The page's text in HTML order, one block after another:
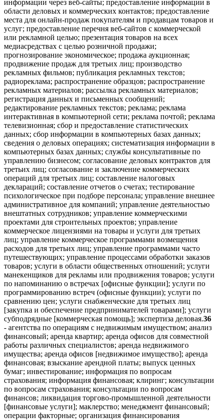
информации через веб-сайты; предоставление информации в
области деловых и коммерческих контактов; предоставление
места для онлайн-продаж покупателям и продавцам товаров и
услуг; предоставление перечня веб-сайтов с коммерческой
или рекламной целью; презентация товаров на всех
медиасредствах с целью розничной продажи;
прогнозирование экономическое; продажа аукционная;
продвижение продаж для третьих лиц; производство
рекламных фильмов; публикация рекламных текстов;
радиореклама; распространение образцов; распространение
рекламных материалов; рассылка рекламных материалов;
регистрация данных и письменных сообщений;
редактирование рекламных текстов; реклама; реклама
интерактивная в компьютерной сети; реклама почтой; реклама
телевизионная; сбор и предоставление статистических
данных; сбор информации в компьютерных базах данных;
сведения о деловых операциях; систематизация информации в
компьютерных базах данных; службы консультативные по
управлению бизнесом; согласование деловых контрактов для
третьих лиц; согласование и заключение коммерческих
операций для третьих лиц; составление налоговых
деклараций; составление отчетов о счетах; тестирование
психологическое при подборе персонала; управление внешнее
административное для компаний; управление деятельностью
внештатных сотрудников; управление коммерческими
проектами для строительных проектов; управление
коммерческое лицензиями на товары и услуги для третьих
лиц; управление коммерческое программами возмещения
расходов для третьих лиц; управление программами часто
путешествующих; управление процессами обработки заказов
товаров; услуги в области общественных отношений; услуги
манекенщиков для рекламы или продвижения товаров; услуги
по напоминанию о встречах [офисные функции]; услуги по
программированию встреч (офисные функции); услуги по
сравнению цен; услуги снабженческие для третьих лиц
[закупка и обеспечение предпринимателей товарами]; услуги
субподрядные [коммерческая помощь]; экспертиза деловая.36
- агентства по операциям с недвижимым имуществом; анализ
финансовый; аренда квартир; аренда офисов для совместной
работы различных специалистов; аренда недвижимого
имущества; аренда офисов [недвижимое имущество]; аренда
финансовая; взыскание арендной платы; выпуск ценных
бумаг; инвестирование; информация по вопросам
страхования; информация финансовая; клиринг; консультации
по вопросам страхования; консультации по вопросам
финансов; ликвидация торгово-промышленной деятельности
[финансовые услуги]; маклерство; менеджмент финансовый;
операции факторные; организация финансирования